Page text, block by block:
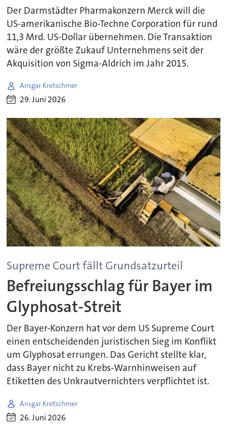
Der Darmstädter Pharmakonzern Merck will die
US-amerikanische Bio-Techne Corporation für rund
11,3 Mrd. US-Dollar übernehmen. Die Transaktion
wäre der größte Zukauf Unternehmens seit der
Akquisition von Sigma-Aldrich im Jahr 2015.
Ansgar Kretschmer
29. Juni 2026
Supreme Court fällt Grundsatzurteil
Befreiungsschlag für Bayer im
Glyphosat-Streit
Der Bayer-Konzern hat vor dem US Supreme Court
einen entscheidenden juristischen Sieg im Konflikt
um Glyphosat errungen. Das Gericht stellte klar,
dass Bayer nicht zu Krebs-Warnhinweisen auf
Etiketten des Unkrautvernichters verpflichtet ist.
Ansgar Kretschmer
26. Juni 2026